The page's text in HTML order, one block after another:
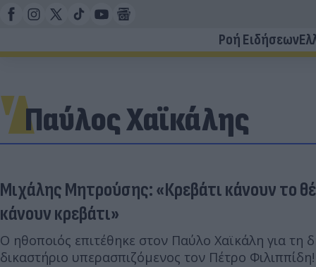
Ροή Ειδήσεων
Παύλος Χαϊκάλης
Μιχάλης Μητρούσης: «Κρεβάτι κάνουν το
κάνουν κρεβάτι»
Ο ηθοποιός επιτέθηκε στον Παύλο Χαϊκάλη για τη
δικαστήριο υπερασπιζόμενος τον Πέτρο Φιλιππίδη!